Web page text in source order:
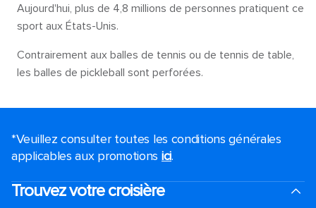
Aujourd'hui, plus de 4,8 millions de personnes pratiquent ce
sport aux États-Unis.
Contrairement aux balles de tennis ou de tennis de table,
les balles de pickleball sont perforées.
*Veuillez consulter toutes les conditions générales
applicables aux promotions ici.
Trouvez votre croisière